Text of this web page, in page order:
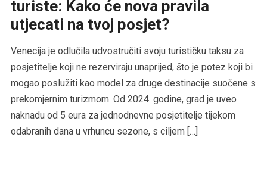
turiste: Kako će nova pravila
utjecati na tvoj posjet?
Venecija je odlučila udvostručiti svoju turističku taksu za
posjetitelje koji ne rezerviraju unaprijed, što je potez koji bi
mogao poslužiti kao model za druge destinacije suočene s
prekomjernim turizmom. Od 2024. godine, grad je uveo
naknadu od 5 eura za jednodnevne posjetitelje tijekom
odabranih dana u vrhuncu sezone, s ciljem […]